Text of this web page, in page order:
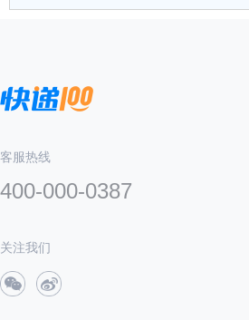
客服热线
400-000-0387
关注我们